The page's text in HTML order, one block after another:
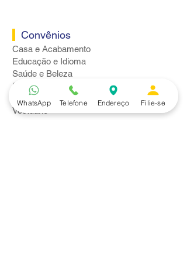
Convênios
Casa e Acabamento
Educação e Idioma
Saúde e Beleza
Serviços e Produtos
Turismo e Lazer
Vestuário
WhatsApp Telefone Endereço Filie-se